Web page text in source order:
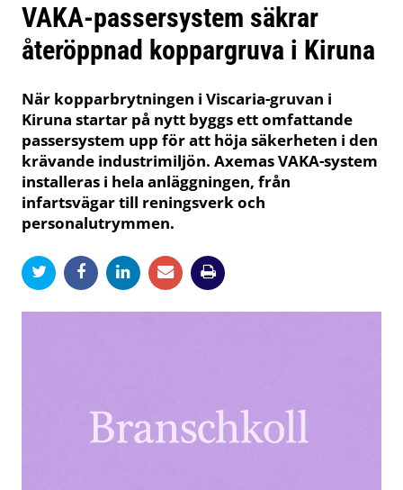
VAKA-passersystem säkrar
återöppnad koppargruva i Kiruna
När kopparbrytningen i Viscaria-gruvan i
Kiruna startar på nytt byggs ett omfattande
passersystem upp för att höja säkerheten i den
krävande industrimiljön. Axemas VAKA-system
installeras i hela anläggningen, från
infartsvägar till reningsverk och
personalutrymmen.